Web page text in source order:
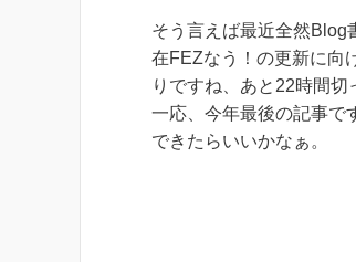
そう言えば最近全然Blog
在FEZなう！の更新に向
りですね、あと22時間切
一応、今年最後の記事で
できたらいいかなぁ。